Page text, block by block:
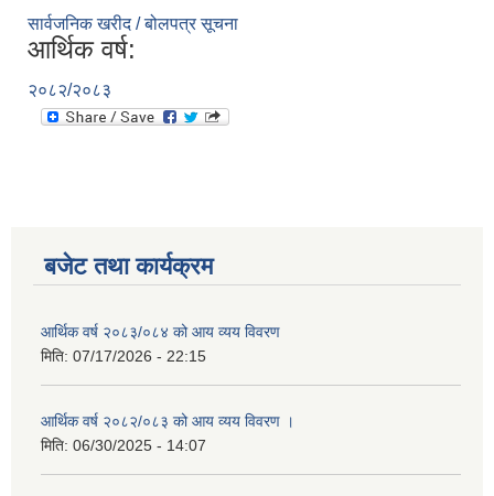
सार्वजनिक खरीद / बोलपत्र सूचना
आर्थिक वर्ष:
२०८२/२०८३
बजेट तथा कार्यक्रम
आर्थिक वर्ष २०८३/०८४ को आय व्यय विवरण
मिति: 07/17/2026 - 22:15
आर्थिक वर्ष २०८२/०८३ को आय व्यय विवरण ।
मिति: 06/30/2025 - 14:07